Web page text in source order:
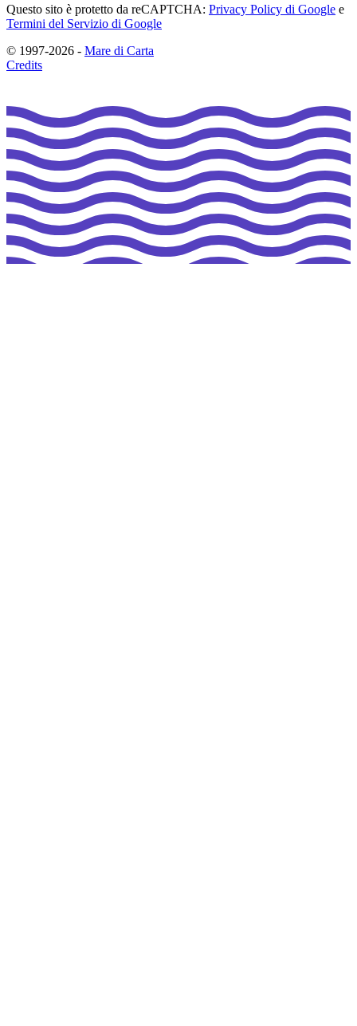
Questo sito è protetto da reCAPTCHA: Privacy Policy di Google e
Termini del Servizio di Google
© 1997-2026 - Mare di Carta
Credits